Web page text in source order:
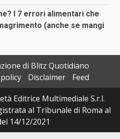
I 7 errori alimentari che
(anche se mangi
di Blitz Quotidiano
Disclaimer
Feed
Editrice Multimediale S.r.l.
al Tribunale di Roma al
14/12/2021